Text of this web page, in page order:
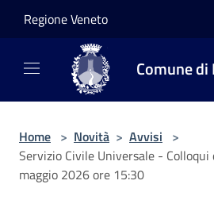
Regione Veneto
Comune
Home > Novità > Avvisi >
Servizio Civile Universale -
maggio 2026 ore 15:30